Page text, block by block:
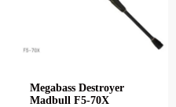
Megabass Destroyer
Madbull F5-70X